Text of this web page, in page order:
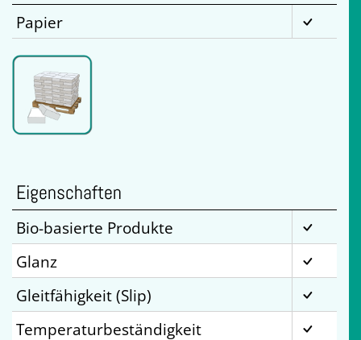
Papier
Eigenschaften
Bio-basierte Produkte
Glanz
Gleitfähigkeit (Slip)
Temperaturbeständigkeit